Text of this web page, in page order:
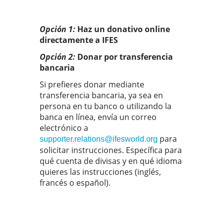
Opción 1: Haz un donativo online
directamente a IFES
Opción 2: Donar por transferencia
bancaria
Si prefieres donar mediante
transferencia bancaria, ya sea en
persona en tu banco o utilizando la
banca en línea, envía un correo
electrónico a
supporter.relations@ifesworld.org para
solicitar instrucciones. Específica para
qué cuenta de divisas y en qué idioma
quieres las instrucciones (inglés,
francés o español).